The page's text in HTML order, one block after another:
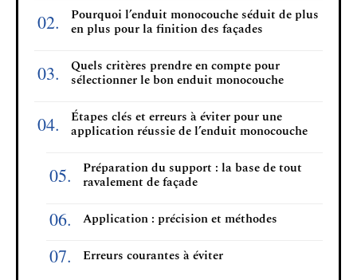
Pourquoi l’enduit monocouche séduit de plus
en plus pour la finition des façades
Quels critères prendre en compte pour
sélectionner le bon enduit monocouche
Étapes clés et erreurs à éviter pour une
application réussie de l’enduit monocouche
Préparation du support : la base de tout
ravalement de façade
Application : précision et méthodes
Erreurs courantes à éviter